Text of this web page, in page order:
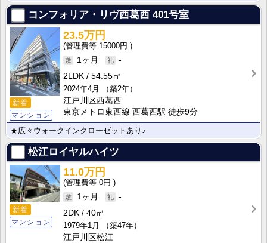
コンフォリア・リヴ西葛西 401号室
新着
マンション
23.5万円
15000円
1ヶ月
-
2LDK
54.55㎡
2024年4月
（築2年）
江戸川区西葛西
東京メトロ東西線 西葛西駅 徒歩9分
★広々ウォークインクローゼットあり♪
松江ロイヤルハイツ
新着
マンション
11.0万円
0円
1ヶ月
-
2DK
40㎡
1979年1月
（築47年）
江戸川区松江